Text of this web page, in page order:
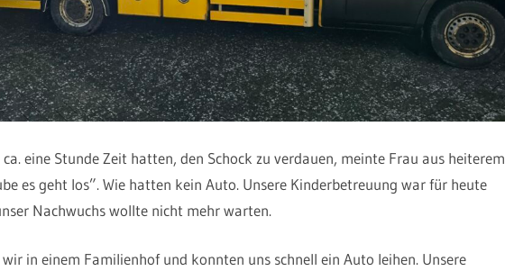
eine Stunde Zeit hatten, den Schock zu verdauen, meinte Frau aus heiterem
es geht los”. Wie hatten kein Auto. Unsere Kinderbetreuung war für heute
Nachwuchs wollte nicht mehr warten.
in einem Familienhof und konnten uns schnell ein Auto leihen. Unsere